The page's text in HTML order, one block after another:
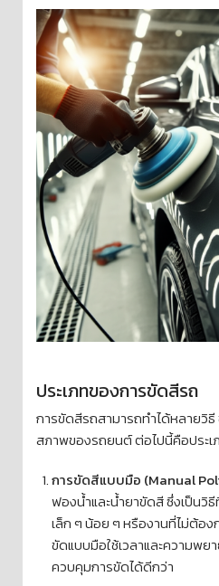
ประเภทของการขัดสีรถ
การขัดสีรถสามารถทำได้หลายวิ
สภาพของรถยนต์ ต่อไปนี้คือประ
การขัดสีแบบมือ (Manual
ฟองน้ำและน้ำยาขัดสี ซึ่งเป็นวิ
เล็ก ๆ น้อย ๆ หรืองานที่ไม่ต้อง
ขัดแบบมือใช้เวลาและความพย
ควบคุมการขัดได้ดีกว่า